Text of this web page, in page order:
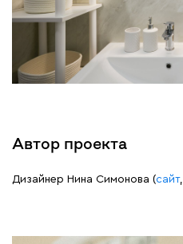
Автор проекта
Дизайнер Нина Симонова (сайт,